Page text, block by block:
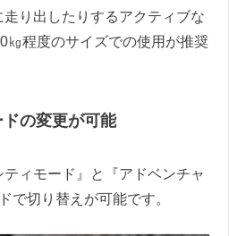
り出したりするアクティブな
㎏程度のサイズでの使用が推奨
の変更が可能
ィモード』と『アドベンチャ
で切り替えが可能です。